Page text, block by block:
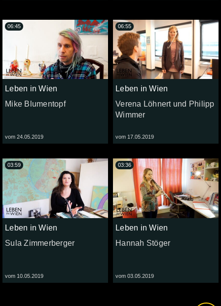
Leben in Wien
Mike Blumentopf
vom 24.05.2019
06:45
Leben in Wien
Verena Löhnert und Philipp
Wimmer
vom 17.05.2019
06:55
Leben in Wien
Sula Zimmerberger
vom 10.05.2019
03:59
Leben in Wien
Hannah Stöger
vom 03.05.2019
03:36